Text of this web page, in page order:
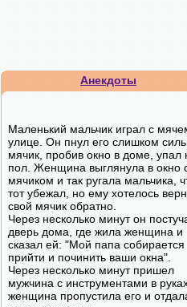
Анекдоты
Маленький мальчик играл с
улице. Он пнул его слишком
мячик, пробив окно в доме, упал
пол. Женщина выглянула в окно
мячиком и так ругала мальчика,
тот убежал, но ему хотелось
свой мячик обратно.
Через несколько минут он
дверь дома, где жила женщина и
сказал ей: "Мой папа собирается
прийти и починить ваши окна".
Через несколько минут пришел
мужчина с инструментами в
женщина пропустила его и